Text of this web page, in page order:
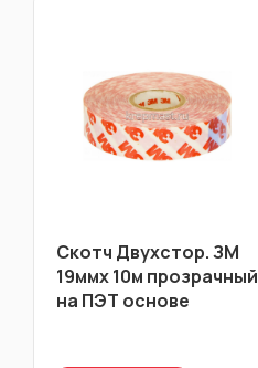
Скотч Двухстор. ЗМ
19ммх 10м прозрачный
на ПЭТ основе